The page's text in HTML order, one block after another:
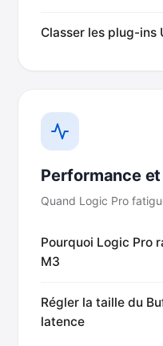
Classer les plug-ins
Performance
Quand Logic Pro
Pourquoi Logic Pro
M3
Régler la taille du
latence